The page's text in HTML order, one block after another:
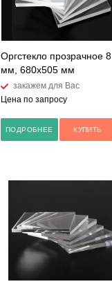
Оргстекло прозрачное 8
мм, 680x505 мм
закажем для Вас
Цена по запросу
ПОДРОБНЕЕ КУПИТЬ